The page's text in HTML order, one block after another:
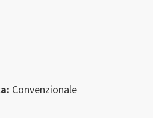
Convenzionale